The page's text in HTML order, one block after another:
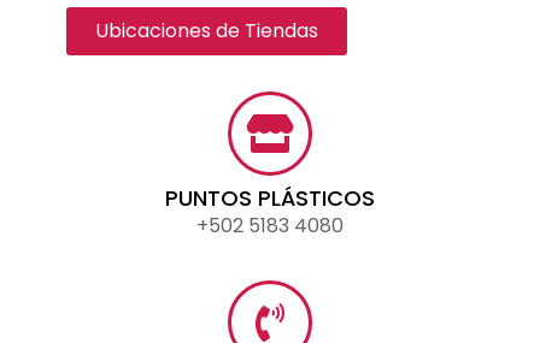
Ubicaciones de Tiendas
PUNTOS PLÁSTICOS
+502 5183 4080